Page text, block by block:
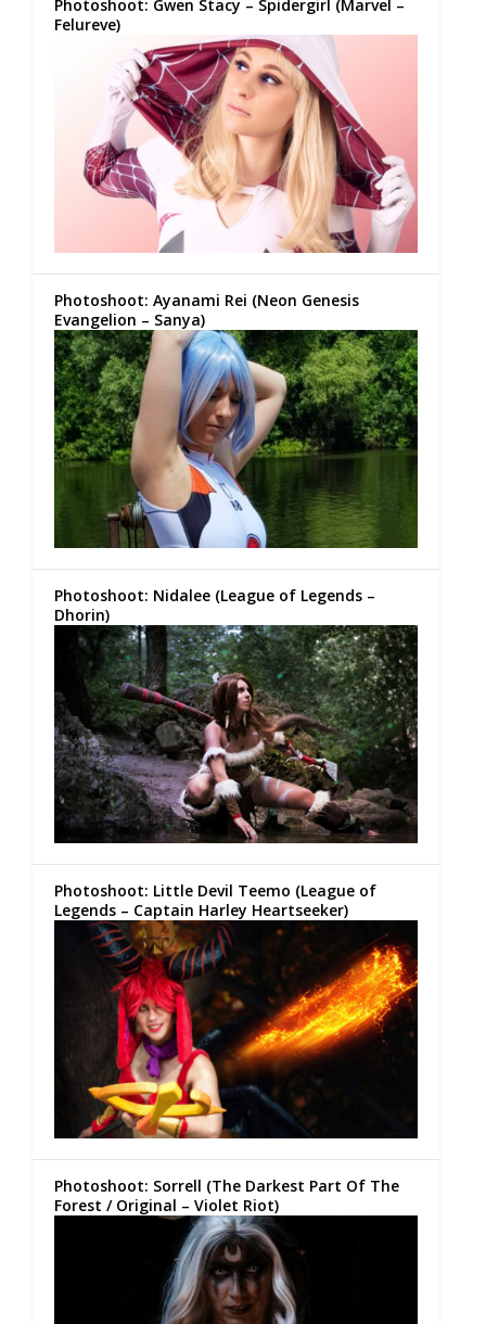
Photoshoot: Gwen Stacy – Spidergirl (Marvel –
Felureve)
Photoshoot: Ayanami Rei (Neon Genesis
Evangelion – Sanya)
Photoshoot: Nidalee (League of Legends –
Dhorin)
Photoshoot: Little Devil Teemo (League of
Legends – Captain Harley Heartseeker)
Photoshoot: Sorrell (The Darkest Part Of The
Forest / Original – Violet Riot)